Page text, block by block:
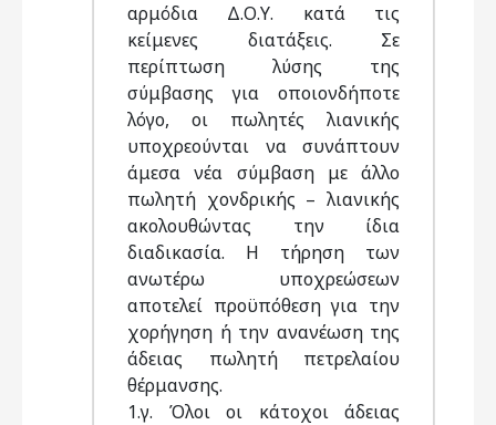
αρμόδια Δ.Ο.Υ. κατά τις
κείμενες διατάξεις. Σε
περίπτωση λύσης της
σύμβασης για οποιονδήποτε
λόγο, οι πωλητές λιανικής
υποχρεούνται να συνάπτουν
άμεσα νέα σύμβαση με άλλο
πωλητή χονδρικής – λιανικής
ακολουθώντας την ίδια
διαδικασία. Η τήρηση των
ανωτέρω υποχρεώσεων
αποτελεί προϋπόθεση για την
χορήγηση ή την ανανέωση της
άδειας πωλητή πετρελαίου
θέρμανσης.
1.γ. Όλοι οι κάτοχοι άδειας